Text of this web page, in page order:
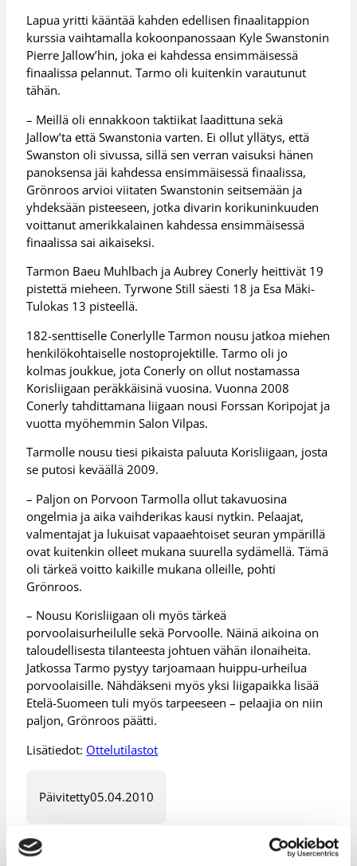
Lapua yritti kääntää kahden edellisen finaalitappion
kurssia vaihtamalla kokoonpanossaan Kyle Swanstonin
Pierre Jallow’hin, joka ei kahdessa ensimmäisessä
finaalissa pelannut. Tarmo oli kuitenkin varautunut
tähän.
– Meillä oli ennakkoon taktiikat laadittuna sekä
Jallow’ta että Swanstonia varten. Ei ollut yllätys, että
Swanston oli sivussa, sillä sen verran vaisuksi hänen
panoksensa jäi kahdessa ensimmäisessä finaalissa,
Grönroos arvioi viitaten Swanstonin seitsemään ja
yhdeksään pisteeseen, jotka divarin korikuninkuuden
voittanut amerikkalainen kahdessa ensimmäisessä
finaalissa sai aikaiseksi.
Tarmon Baeu Muhlbach ja Aubrey Conerly heittivät 19
pistettä mieheen. Tyrwone Still säesti 18 ja Esa Mäki-
Tulokas 13 pisteellä.
182-senttiselle Conerlylle Tarmon nousu jatkoa miehen
henkilökohtaiselle nostoprojektille. Tarmo oli jo
kolmas joukkue, jota Conerly on ollut nostamassa
Korisliigaan peräkkäisinä vuosina. Vuonna 2008
Conerly tahdittamana liigaan nousi Forssan Koripojat ja
vuotta myöhemmin Salon Vilpas.
Tarmolle nousu tiesi pikaista paluuta Korisliigaan, josta
se putosi keväällä 2009.
– Paljon on Porvoon Tarmolla ollut takavuosina
ongelmia ja aika vaihderikas kausi nytkin. Pelaajat,
valmentajat ja lukuisat vapaaehtoiset seuran ympärillä
ovat kuitenkin olleet mukana suurella sydämellä. Tämä
oli tärkeä voitto kaikille mukana olleille, pohti
Grönroos.
– Nousu Korisliigaan oli myös tärkeä
porvoolaisurheilulle sekä Porvoolle. Näinä aikoina on
taloudellisesta tilanteesta johtuen vähän ilonaiheita.
Jatkossa Tarmo pystyy tarjoamaan huippu-urheilua
porvoolaisille. Nähdäkseni myös yksi liigapaikka lisää
Etelä-Suomeen tuli myös tarpeeseen – pelaajia on niin
paljon, Grönroos päätti.
Lisätiedot: Ottelutilastot
Päivitetty05.04.2010
Henkilöt